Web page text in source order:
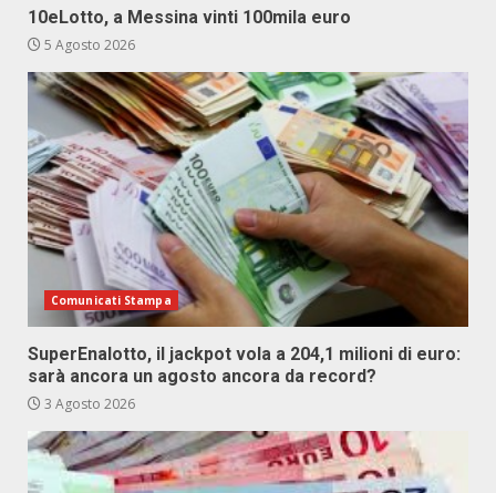
10eLotto, a Messina vinti 100mila euro
5 Agosto 2026
Comunicati Stampa
SuperEnalotto, il jackpot vola a 204,1 milioni di euro:
sarà ancora un agosto ancora da record?
3 Agosto 2026